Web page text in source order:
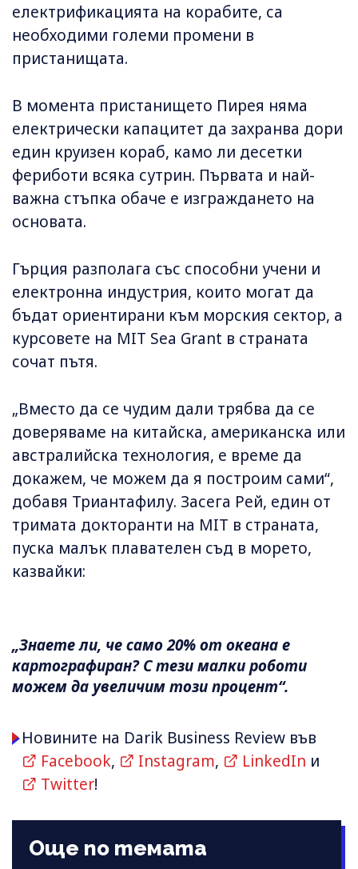
електрификацията на корабите, са
необходими големи промени в
пристанищата.
В момента пристанището Пирея няма
електрически капацитет да захранва дори
един круизен кораб, камо ли десетки
фериботи всяка сутрин. Първата и най-
важна стъпка обаче е изграждането на
основата.
Гърция разполага със способни учени и
електронна индустрия, които могат да
бъдат ориентирани към морския сектор, а
курсовете на MIT Sea Grant в страната
сочат пътя.
„Вместо да се чудим дали трябва да се
доверяваме на китайска, американска или
австралийска технология, е време да
докажем, че можем да я построим сами“,
добавя Триантафилу. Засега Рей, един от
тримата докторанти на MIT в страната,
пуска малък плавателен съд в морето,
казвайки:
„Знаете ли, че само 20% от океана е
картографиран? С тези малки роботи
можем да увеличим този процент“.
Новините на Darik Business Review във
Facebook, Instagram, LinkedIn и
Twitter!
Още по темата